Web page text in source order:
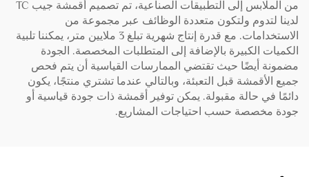
من الملابس إلى التطبيقات الصناعية، تم تصميم أقمشة جيب TC
لدينا لتدوم ولتكون متعددة الوظائف عبر مجموعة من
الاستخدامات. مع قدرة إنتاج شهرية تبلغ 3 ملايين متر، يمكننا تلبية
الكميات الكبيرة بالإضافة إلى المتطلبات المخصصة. الجودة
مضمونة أيضًا حيث تقتضي الممارسات القياسية أن يتم فحص
جميع الأقمشة قبل التعبئة، وبالتالي عندما تشتري منتجًا، يكون
دائمًا في حالة مقبولة. يمكن توفير أقمشة ذات جودة قياسية أو
جودة مخصصة حسب احتياجات المشاريع.